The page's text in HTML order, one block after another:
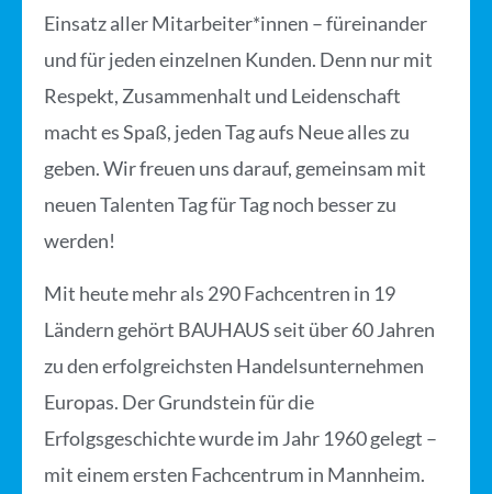
Einsatz aller Mitarbeiter*innen – füreinander
und für jeden einzelnen Kunden. Denn nur mit
Respekt, Zusammenhalt und Leidenschaft
macht es Spaß, jeden Tag aufs Neue alles zu
geben. Wir freuen uns darauf, gemeinsam mit
neuen Talenten Tag für Tag noch besser zu
werden!
Mit heute mehr als 290 Fachcentren in 19
Ländern gehört BAUHAUS seit über 60 Jahren
zu den erfolgreichsten Handelsunternehmen
Europas. Der Grundstein für die
Erfolgsgeschichte wurde im Jahr 1960 gelegt –
mit einem ersten Fachcentrum in Mannheim.